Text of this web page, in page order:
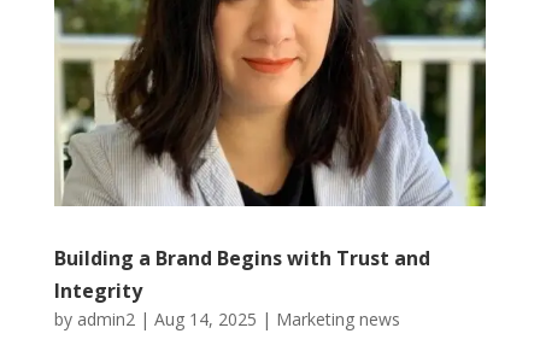
Building a Brand Begins with Trust and
Integrity
by admin2| Aug 14, 2025 | Marketing news